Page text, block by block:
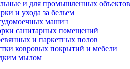
и для промышленных объектов
и ухода за бельем
машин
санитарных помещений
и паркетных полов
ковровых покрытий и мебели
мылом